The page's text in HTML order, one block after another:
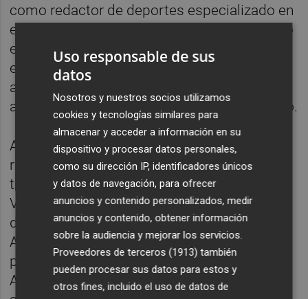
como redactor de deportes especializado en
el mundo del motor, y desde 2014 ha estado
ejerciendo en la sección de València ciudad
en el periódico del grupo Prensa Ibérica,
abordando la política local, temas de medio
ambiente, movilidad sostenible o patrimonio.
A principios de este año, una
reestructuración le llevó a desarrollar su
trabajo en la sección de Comunitat
Valenciana. Asimismo, también ha
desarrollado proyectos editoriales, como el
Anuario del Motor Valenciano, y de diseño
periodístico, así como varias páginas web.
Ahora, pasará a formar parte del plantel de
Uso responsable de sus
datos
Nosotros y nuestros socios utilizamos
cookies y tecnologías similares para
almacenar y acceder a información en su
dispositivo y procesar datos personales,
como su dirección IP, identificadores únicos
y datos de navegación, para ofrecer
anuncios y contenido personalizados, medir
anuncios y contenido, obtener información
sobre la audiencia y mejorar los servicios.
Proveedores de terceros (1913) también
pueden procesar sus datos para estos y
otros fines, incluido el uso de datos de